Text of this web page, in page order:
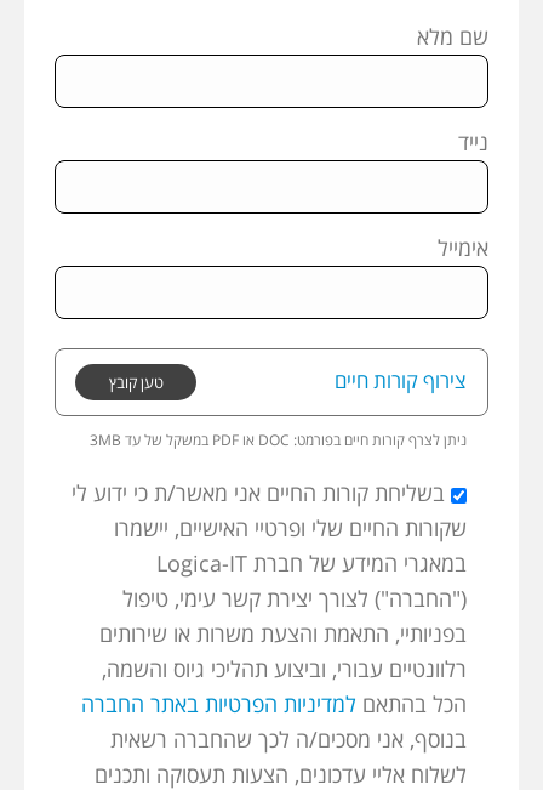
שם מלא
נייד
אימייל
צירוף קורות חיים טען קובץ
ניתן לצרף קורות חיים בפורמט: 3MB במשקל של עד PDF או DOC
בשליחת קורות החיים אני מאשר/ת כי ידוע לי
שקורות החיים שלי ופרטיי האישיים, יישמרו
במאגרי המידע של חברת Logica-IT
("החברה") לצורך יצירת קשר עימי, טיפול
בפניותיי, התאמת והצעת משרות או שירותים
רלוונטיים עבורי, וביצוע תהליכי גיוס והשמה,
הכל בהתאם למדיניות הפרטיות באתר החברה
בנוסף, אני מסכים/ה לכך שהחברה רשאית
לשלוח אליי עדכונים, הצעות תעסוקה ותכנים